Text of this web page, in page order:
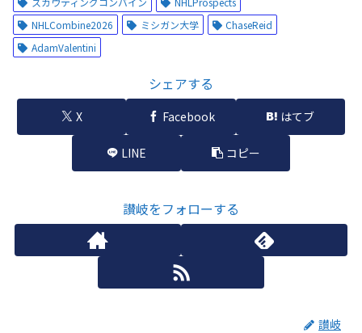
NHLCombine2026
ミシガン大学
ChaseReid
AdamValentini
シェアする
X Facebook はてブ
LINE コピー
讃岐をフォローする
讃岐